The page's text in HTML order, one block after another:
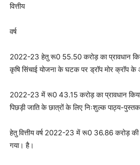
वित्तीय
वर्ष
2022-23 हेतु रू0 55.50 करोड़ का प्रावधान
कृषि सिंचाई योजना के घटक पर ड्रॉप मोर क्रॉप के
2022-23 में रू0 43.15 करोड़ का प्रावधान
पिछड़ी जाति के छात्रों के लिए निःशुल्क पाठ्य-
हेतु वित्तीय वर्ष 2022-23 में रू0 36.86 करोड़ की
गया। है।